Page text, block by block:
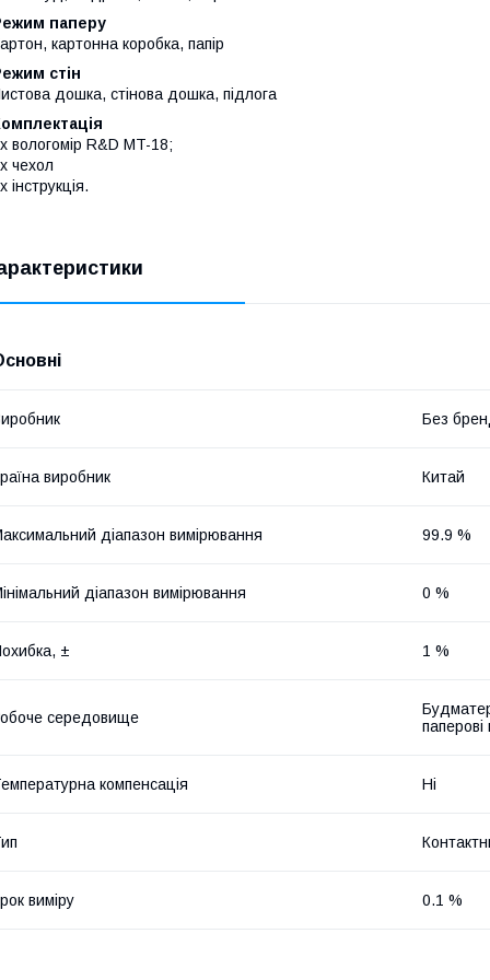
паперу
картонна коробка, папір
стін
дошка, стінова дошка, підлога
вологомір R&D MT-18;
чехол
інструкція.
Без
виробник Китай
діапазон вимірювання 99.9 %
діапазон вимірювання 0 %
± 1 %
середовище
компенсація Ні
виміру 0.1 %